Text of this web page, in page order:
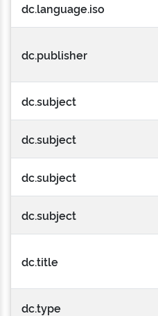
dc.language.iso
dc.publisher
dc.subject
dc.subject
dc.subject
dc.subject
dc.title
dc.type